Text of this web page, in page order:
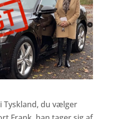
Tyskland, du vælger